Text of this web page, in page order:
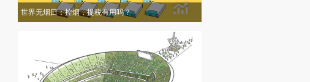
世界无烟日：控烟，提税有用吗？